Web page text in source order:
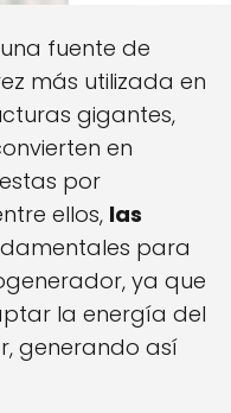
fuente de
más utilizada en
gigantes,
en
por
ellos, las
para
ya que
la energía del
generando así